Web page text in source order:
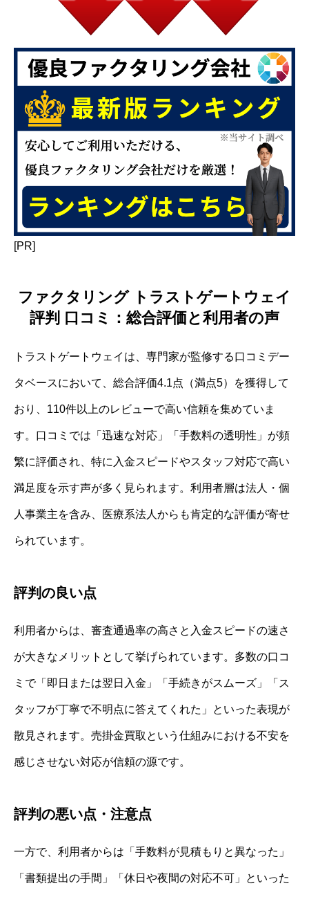
[PR]
ファクタリング トラストゲートウェイ
評判 口コミ：総合評価と利用者の声
トラストゲートウェイは、専門家が監修する口コミデー
タベースにおいて、総合評価4.1点（満点5）を獲得して
おり、110件以上のレビューで高い信頼を集めていま
す。口コミでは「迅速な対応」「手数料の透明性」が頻
繁に評価され、特に入金スピードやスタッフ対応で高い
満足度を示す声が多く見られます。利用者層は法人・個
人事業主を含み、医療系法人からも肯定的な評価が寄せ
られています。
評判の良い点
利用者からは、審査通過率の高さと入金スピードの速さ
が大きなメリットとして挙げられています。多数の口コ
ミで「即日または翌日入金」「手続きがスムーズ」「ス
タッフが丁寧で不明点に答えてくれた」といった表現が
散見されます。売掛金買取という仕組みにおける不安を
感じさせない対応が信頼の源です。
評判の悪い点・注意点
一方で、利用者からは「手数料が見積もりと異なった」
「書類提出の手間」「休日や夜間の対応不可」といった